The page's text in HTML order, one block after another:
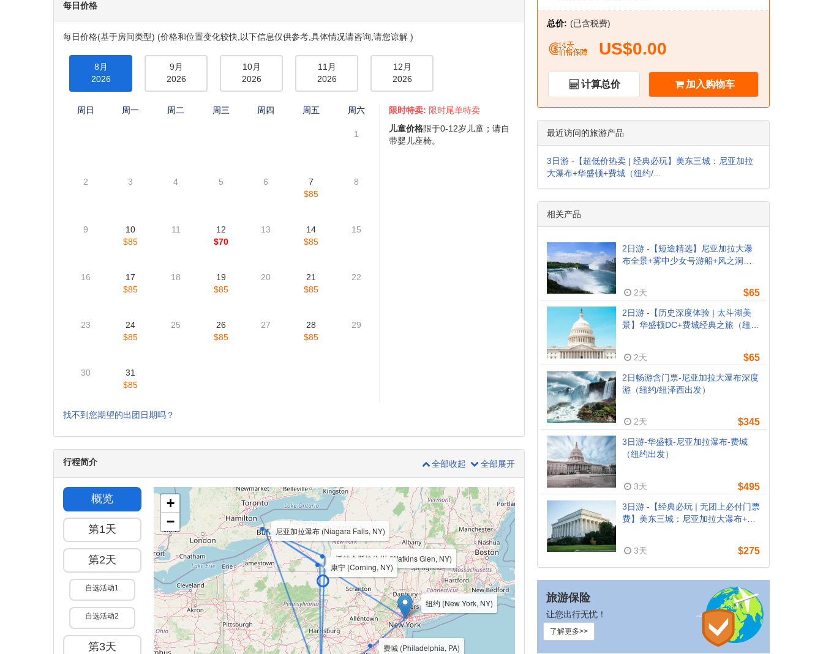
每日价格
每日价格(基于房间类型) (价格和位置变化较快,以下信息仅供参考,具体情况请咨询,请您谅解 )
8月
2026
9月
2026
10月
2026
11月
2026
12月
2026
周日 周一 周二 周三 周四 周五 周六
1
2 3 4 5 6
7
$85
8
9
10
$85
11
12
$70
13
14
$85
15
16
17
$85
18
19
$85
20
21
$85
22
23
24
$85
25
26
$85
27
28
$85
29
30
31
$85
限时特卖: 限时尾单特卖
儿童价格限于0-12岁儿童；请自
带婴儿座椅。
找不到您期望的出团日期吗？
行程简介 全部收起 全部展开
概览
第1天
第2天
自选活动1
自选活动2
第3天
纽约 (New York, NY)
费城 (Philadelphia, PA)
沃特金斯格伦州 (Watkins Glen, NY)
尼亚加拉瀑布 (Niagara Falls, NY)
康宁 (Corning, NY)
+
−
总价: (已含税费)
US$0.00
计算总价 加入购物车
最近访问的旅游产品
3日游 -【超低价热卖 | 经典必玩】美东三城：尼亚加拉
大瀑布+华盛顿+费城（纽约/...
相关产品
2日游 -【短途精选】尼亚加拉大瀑
布全景+雾中少女号游船+风之洞
2天 $65
2日游 -【历史深度体验 | 太斗湖美
景】华盛顿DC+费城经典之旅（纽
2天 $65
2日畅游含门票-尼亚加拉大瀑布深度
游（纽约/纽泽西出发）
2天 $345
3日游-华盛顿-尼亚加拉瀑布-费城
（纽约出发）
3天 $495
3日游 -【经典必玩 | 无团上必付门票
费】美东三城：尼亚加拉大瀑布+华
3天 $275
旅游保险
让您出行无忧！
了解更多>>